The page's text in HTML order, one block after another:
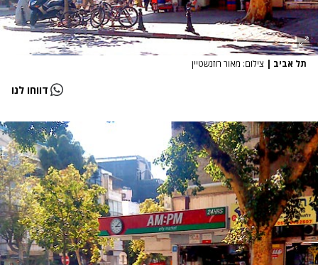
תל אביב | צילום: מאור רוזנשטיין
דווחו לנו